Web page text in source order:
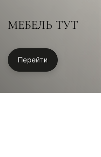
МЕБЕЛЬ ТУТ
Перейти